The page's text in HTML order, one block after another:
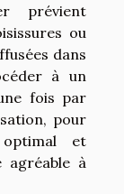
prévient
ou
dans
à un
fois par
pour
et
agréable à